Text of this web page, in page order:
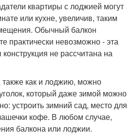
квартиры с лоджией могут
или кухне, увеличив, таким
Обычный балкон
практически невозможно - эта
не рассчитана на
как и лоджию, можно
который даже зимой можно
устроить зимний сад, место для
кофе. В любом случае,
балкона или лоджии.